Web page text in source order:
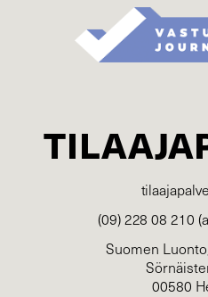
(09) 228 08 210
Suomen
00580